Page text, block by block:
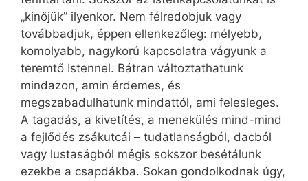
„kinőjük” ilyenkor. Nem félredobjuk vagy
továbbadjuk, éppen ellenkezőleg: mélyebb,
komolyabb, nagykorú kapcsolatra vágyunk a
teremtő Istennel. Bátran változtathatunk
mindazon, amin érdemes, és
megszabadulhatunk mindattól, ami felesleges.
A tagadás, a kivetítés, a menekülés mind-mind
a fejlődés zsákutcái – tudatlanságból, dacból
vagy lustaságból mégis sokszor besétálunk
ezekbe a csapdákba. Sokan gondolkodnak úgy,